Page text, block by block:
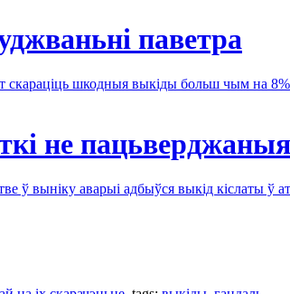
паветра
скараціць шкодныя выкіды больш чым на
не пацьверджаныя
ў выніку аварыі адбыўся выкід кіслаты ў